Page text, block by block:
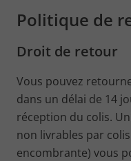
Politique de
Droit de retour
Vous pouvez
dans un délai de 14
réception du colis.
non livrables par
encombrante) vous